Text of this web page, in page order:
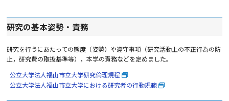
研究の基本姿勢・責務
研究を行うにあたっての態度（姿勢）や遵守事項（研究活動上の不正行為の防
止，研究費の取扱基準等），本学の責務などを定めました。
公立大学法人福山市立大学研究倫理規程
公立大学法人福山市立大学における研究者の行動規範